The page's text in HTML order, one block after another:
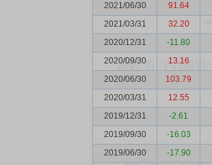
2021/06/30
91.64
2021/03/31
32.20
2020/12/31
-11.80
2020/09/30
13.16
2020/06/30
103.79
2020/03/31
12.55
2019/12/31
-2.61
2019/09/30
-16.03
2019/06/30
-17.90